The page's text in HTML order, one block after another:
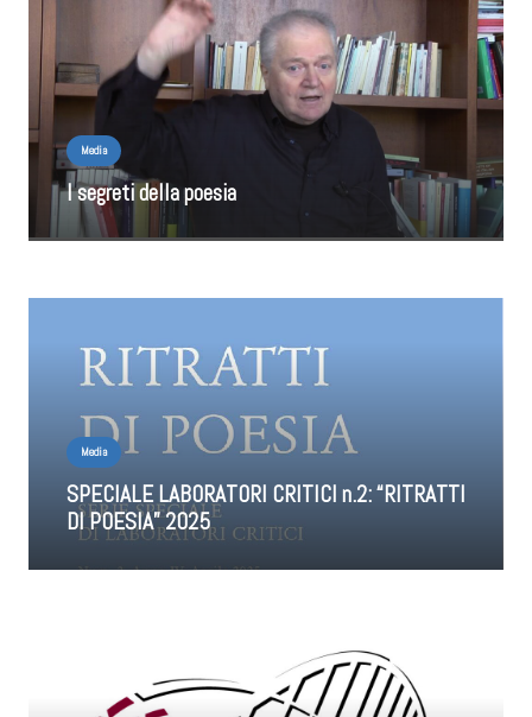
Media
I segreti della poesia
Media
SPECIALE LABORATORI CRITICI n.2: “RITRATTI
DI POESIA” 2025